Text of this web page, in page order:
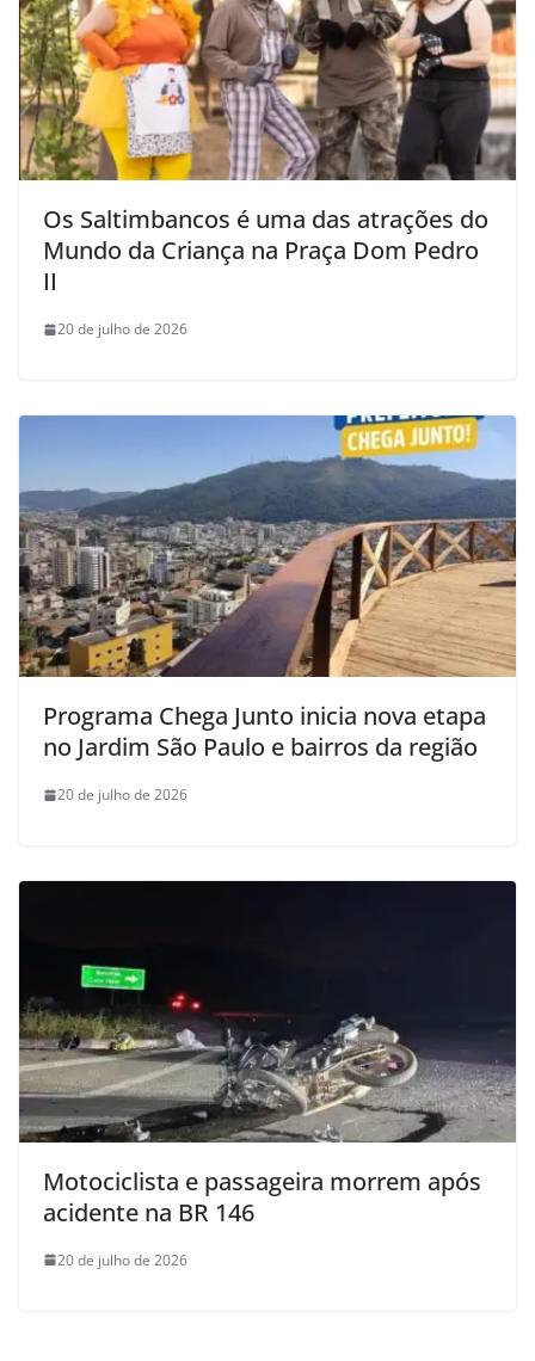
Os Saltimbancos é uma das atrações do
Mundo da Criança na Praça Dom Pedro
II
20 de julho de 2026
Programa Chega Junto inicia nova etapa
no Jardim São Paulo e bairros da região
20 de julho de 2026
Motociclista e passageira morrem após
acidente na BR 146
20 de julho de 2026